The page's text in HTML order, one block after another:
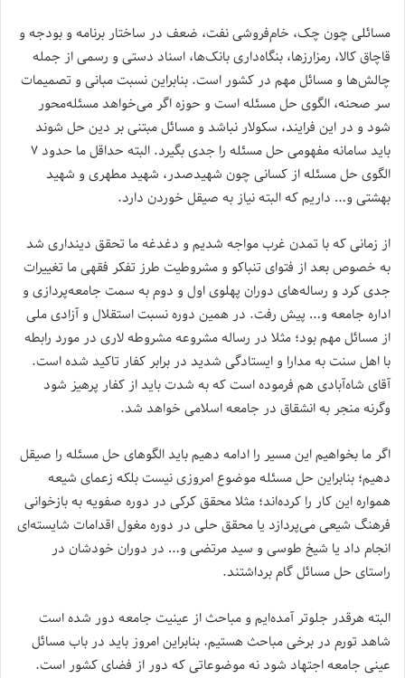
مسائلی چون چک، خام‌فروشی نفت، ضعف در ساختار برنامه و بودجه و
قاچاق کالا، رمزارزها، بنگاه‌داری بانک‌ها، اسناد دستی و رسمی از جمله
چالش‌ها و مسائل مهم در کشور است. بنابراین نسبت مبانی و تصمیمات
سر صحنه، الگوی حل مسئله است و حوزه اگر می‌خواهد مسئله‌محور
شود و در این فرایند، سکولار نباشد و مسائل مبتنی بر دین حل شوند
باید سامانه مفهومی حل مسئله را جدی بگیرد. البته حداقل ما حدود ۷
الگوی حل مسئله از کسانی چون شهیدصدر، شهید مطهری و شهید
بهشتی و… داریم که البته نیاز به صیقل‌ خوردن دارد.
از زمانی که با تمدن غرب مواجه شدیم و دغدغه ما تحقق دینداری شد
به خصوص بعد از فتوای تنباکو و مشروطیت طرز تفکر فقهی ما تغییرات
جدی کرد و رساله‌های دوران پهلوی اول و دوم به سمت جامعه‌پردازی و
اداره جامعه و… پیش رفت. در همین دوره نسبت استقلال و آزادی ملی
از مسائل مهم بود؛ مثلا در رساله مشروعه مشروطه لاری در مورد رابطه
با اهل سنت به مدارا و ایستادگی شدید در برابر کفار تاکید شده است.
آقای شاه‌آبادی هم فرموده است که به شدت باید از کفار پرهیز شود
وگرنه منجر به انشقاق در جامعه اسلامی خواهد شد.
اگر ما بخواهیم این مسیر را ادامه دهیم باید الگوهای حل مسئله را صیقل
دهیم؛ بنابراین حل مسئله موضوع امروزی نیست بلکه زعمای شیعه
همواره این کار را کرده‌اند؛ مثلا محقق کرکی در دوره صفویه به بازخوانی
فرهنگ شیعی می‌پردازد یا محقق حلی در دوره مغول اقدامات شایسته‌ای
انجام داد یا شیخ طوسی و سید مرتضی و… در دوران خودشان در
راستای حل مسائل گام برداشتند.
البته هرقدر جلوتر آمده‌ایم و مباحث از عینیت جامعه دور شده است
شاهد تورم در برخی مباحث هستیم. بنابراین امروز باید در باب مسائل
عینی جامعه اجتهاد شود نه موضوعاتی که دور از فضای کشور است.